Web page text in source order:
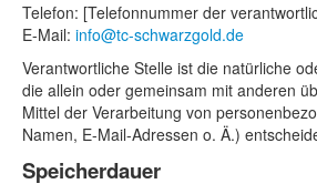
Telefon: [Telefonnummer der
E-Mail: info@tc-schwarzgold.de
Verantwortliche Stelle ist die natürliche
die allein oder gemeinsam mit anderen
Mittel der Verarbeitung von
Namen, E-Mail-Adressen o. Ä.)
Speicherdauer